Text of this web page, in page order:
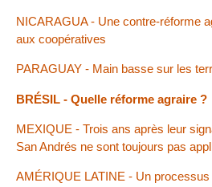
NICARAGUA - Une contre-réforme
aux coopératives
PARAGUAY - Main basse sur les
BRÉSIL - Quelle réforme agraire ?
MEXIQUE - Trois ans après leur
San Andrés ne sont toujours pas
AMÉRIQUE LATINE - Un